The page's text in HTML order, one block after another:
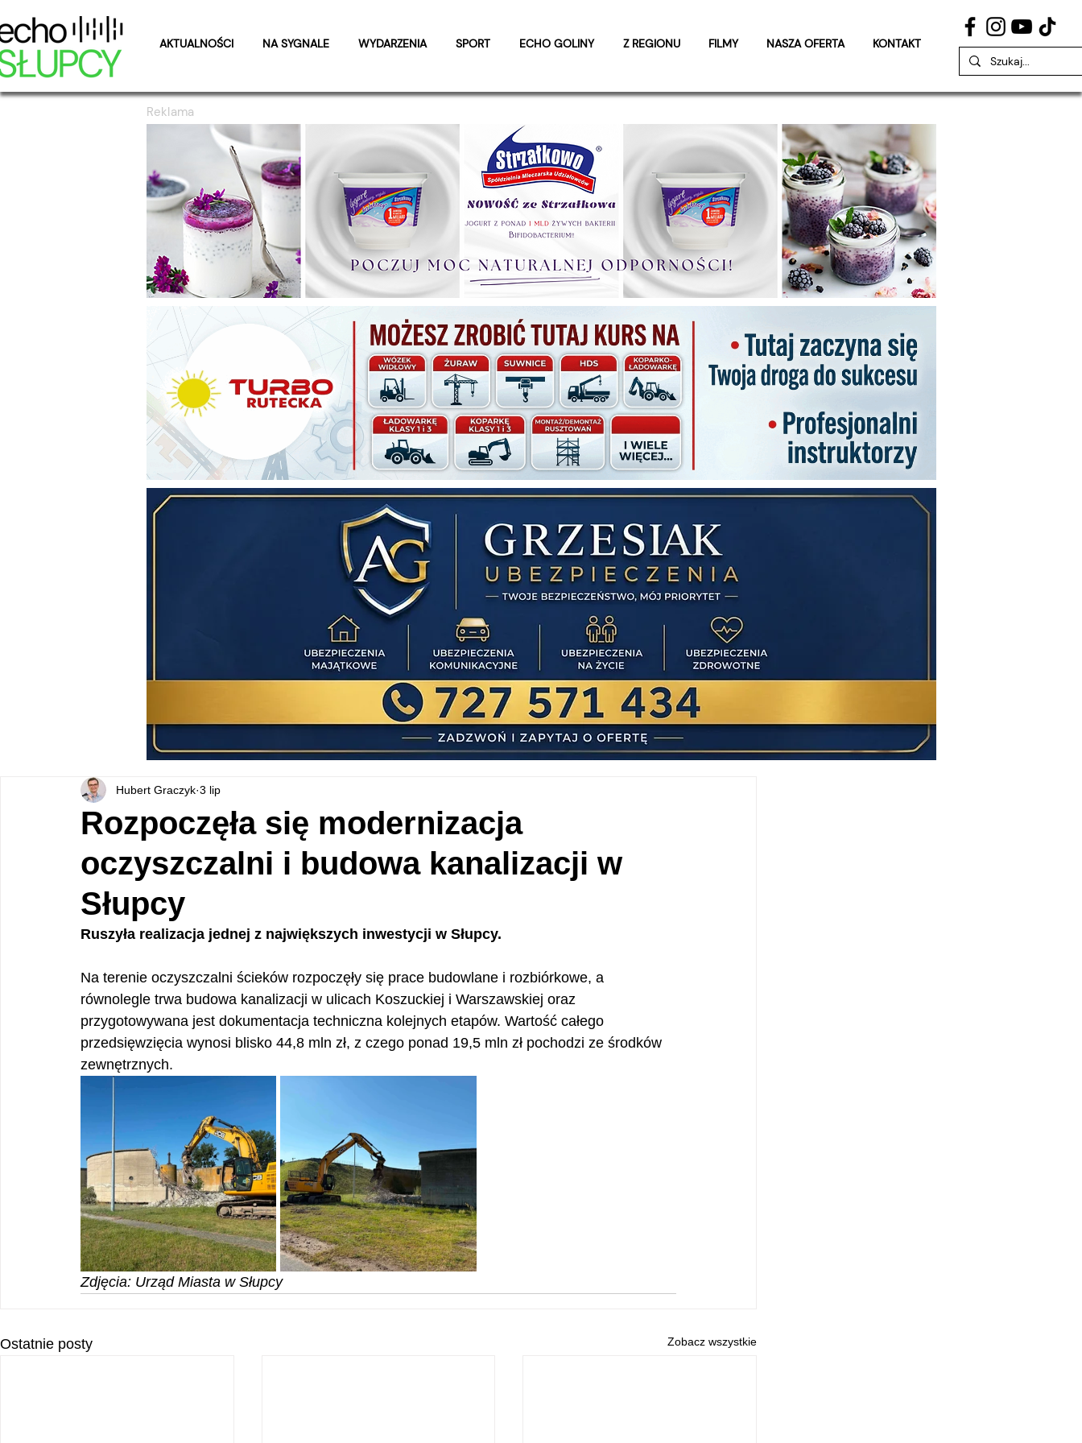
AKTUALNOŚCI NA SYGNALE WYDARZENIA SPORT ECHO GOLINY Z REGIONU FILMY NASZA OFERTA KONTAKT
Reklama
Rozpoczęła się modernizacja
oczyszczalni i budowa kanalizacji w
Słupcy
Hubert Graczyk 3 lip
Ruszyła realizacja jednej z największych inwestycji w Słupcy.
Na terenie oczyszczalni ścieków rozpoczęły się prace budowlane i rozbiórkowe, a
równolegle trwa budowa kanalizacji w ulicach Koszuckiej i Warszawskiej oraz
przygotowywana jest dokumentacja techniczna kolejnych etapów. Wartość całego
przedsięwzięcia wynosi blisko 44,8 mln zł, z czego ponad 19,5 mln zł pochodzi ze środków
zewnętrznych.
Zdjęcia: Urząd Miasta w Słupcy
Ostatnie posty Zobacz wszystkie